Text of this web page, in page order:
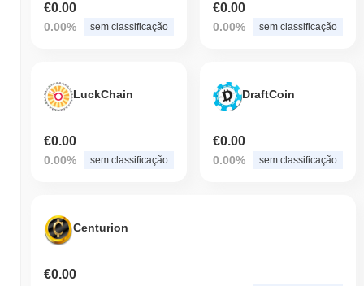
€0.00
0.00% sem classificação
€0.00
0.00% sem classificação
LuckChain
€0.00
0.00% sem classificação
DraftCoin
€0.00
0.00% sem classificação
Centurion
€0.00